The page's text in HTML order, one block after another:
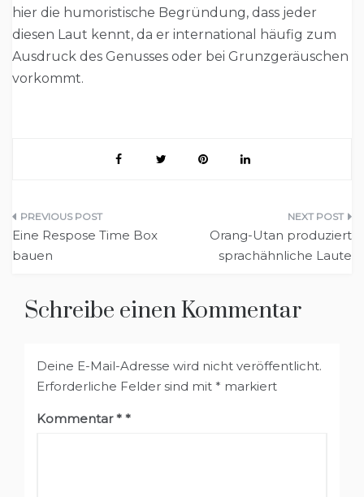
hier die humoristische Begründung, dass jeder
diesen Laut kennt, da er international häufig zum
Ausdruck des Genusses oder bei Grunzgeräuschen
vorkommt.
Beitragsnavigation
Eine Respose Time Box
bauen
Orang-Utan produziert
sprachähnliche Laute
Schreibe einen Kommentar
Deine E-Mail-Adresse wird nicht veröffentlicht.
Erforderliche Felder sind mit * markiert
Kommentar*